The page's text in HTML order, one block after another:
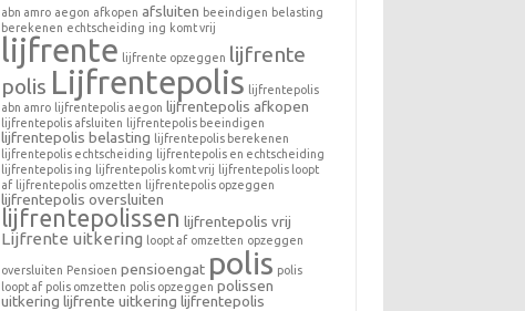
abn amro aegon afkopen afsluiten beeindigen belasting
berekenen echtscheiding ing komt vrij
lijfrente lijfrente opzeggen lijfrente
polis Lijfrentepolis lijfrentepolis
abn amro lijfrentepolis aegon lijfrentepolis afkopen
lijfrentepolis afsluiten lijfrentepolis beeindigen
lijfrentepolis belasting lijfrentepolis berekenen
lijfrentepolis echtscheiding lijfrentepolis en echtscheiding
lijfrentepolis ing lijfrentepolis komt vrij lijfrentepolis loopt
af lijfrentepolis omzetten lijfrentepolis opzeggen
lijfrentepolis oversluiten
lijfrentepolissen lijfrentepolis vrij
Lijfrente uitkering loopt af omzetten opzeggen
oversluiten Pensioen pensioengat polis polis
loopt af polis omzetten polis opzeggen polissen
uitkering lijfrente uitkering lijfrentepolis